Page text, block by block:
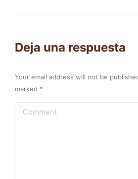
Deja una respuesta
Your email address will not be
marked *
Comment